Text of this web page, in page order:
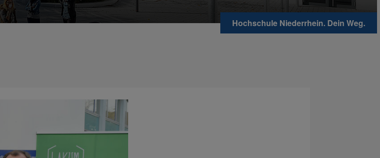
Hochschule Niederrhein. Dein Weg.